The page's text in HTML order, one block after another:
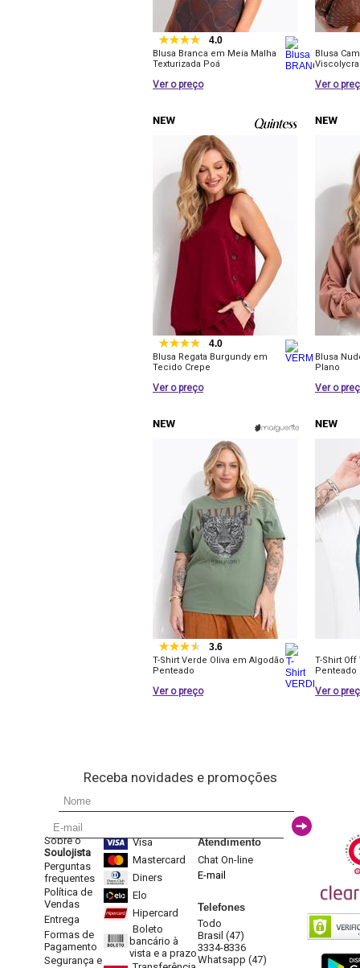
4.0
Blusa Branca em Meia Malha
Texturizada Poá
Ver o preço
Blusa
Viscolycra
Ver o
4.0
Blusa Regata Burgundy em
Tecido Crepe
Ver o preço
Blusa
Plano
Ver o
3.6
T-Shirt Verde Oliva em Algodão
Penteado
Ver o preço
T-Shirt
Penteado
Ver o
Receba novidades e promoções
Sobre o
Soulojista
Perguntas
frequentes
Política de
Vendas
Entrega
Formas de
Pagamento
Segurança e
Visa
Mastercard
Diners
Elo
Hipercard
Boleto
bancário à
vista e a prazo
Atendimento
Chat On-line
E-mail
Telefones
Todo
Brasil (47)
3334-8336
Whatsapp (47)